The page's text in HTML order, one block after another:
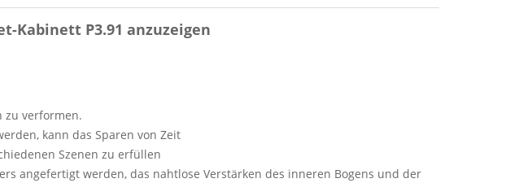
Kabinett P3.91 anzuzeigen
zu verformen.
kann das Sparen von Zeit
Szenen zu erfüllen
angefertigt werden, das nahtlose Verstärken des inneren Bogens und der